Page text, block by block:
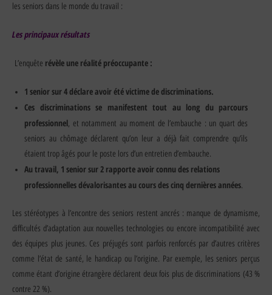
les seniors dans le monde du travail :
Les principaux résultats
L’enquête révèle une réalité préoccupante :
1 senior sur 4 déclare avoir été victime de discriminations.
Ces discriminations se manifestent tout au long du parcours
professionnel, et notamment au moment de l’embauche : un quart des
seniors au chômage déclarent qu’on leur a déjà fait comprendre qu’ils
étaient trop âgés pour le poste lors d’un entretien d’embauche.
Au travail, 1 senior sur 2 rapporte avoir connu des relations
professionnelles dévalorisantes au cours des cinq dernières années.
Les stéréotypes à l’encontre des seniors restent ancrés : manque de dynamisme,
difficultés d’adaptation aux nouvelles technologies ou encore incompatibilité avec
des équipes plus jeunes. Ces préjugés sont parfois renforcés par d’autres critères
comme l’état de santé, le handicap ou l’origine. Par exemple, les seniors perçus
comme étant d’origine étrangère déclarent deux fois plus de discriminations (43 %
contre 22 %).